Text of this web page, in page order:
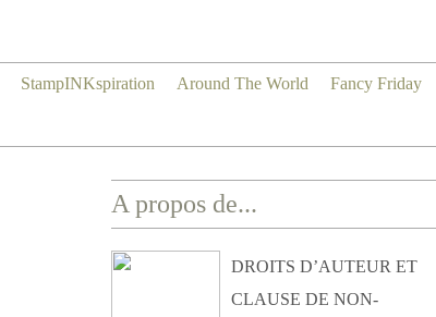
StampINKspiration Around The World Fancy Friday
A propos de...
DROITS D’AUTEUR ET
CLAUSE DE NON-